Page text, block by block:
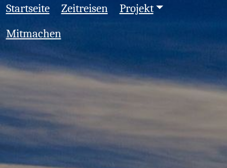
Startseite Zeitreisen
Projekt
Mitmachen